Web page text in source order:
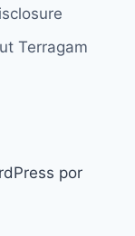
Terragam
por